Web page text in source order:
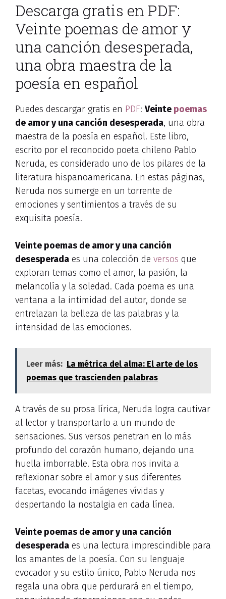
Descarga gratis en PDF:
Veinte poemas de amor y
una canción desesperada,
una obra maestra de la
poesía en español
Puedes descargar gratis en PDF:Veinte poemas
de amor y una canción desesperada, una obra
maestra de la poesía en español. Este libro,
escrito por el reconocido poeta chileno Pablo
Neruda, es considerado uno de los pilares de la
literatura hispanoamericana. En estas páginas,
Neruda nos sumerge en un torrente de
emociones y sentimientos a través de su
exquisita poesía.
Veinte poemas de amor y una canción
desesperada es una colección de versos que
exploran temas como el amor, la pasión, la
melancolía y la soledad. Cada poema es una
ventana a la intimidad del autor, donde se
entrelazan la belleza de las palabras y la
intensidad de las emociones.
Leer más: La métrica del alma: El arte de los
poemas que trascienden palabras
A través de su prosa lírica, Neruda logra cautivar
al lector y transportarlo a un mundo de
sensaciones. Sus versos penetran en lo más
profundo del corazón humano, dejando una
huella imborrable. Esta obra nos invita a
reflexionar sobre el amor y sus diferentes
facetas, evocando imágenes vívidas y
despertando la nostalgia en cada línea.
Veinte poemas de amor y una canción
desesperada es una lectura imprescindible para
los amantes de la poesía. Con su lenguaje
evocador y su estilo único, Pablo Neruda nos
regala una obra que perdurará en el tiempo,